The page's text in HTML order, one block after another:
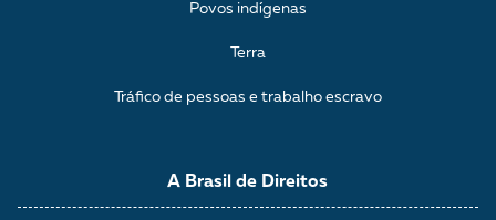
A Brasil de Direitos
Povos indígenas
Terra
Tráfico de pessoas e trabalho escravo